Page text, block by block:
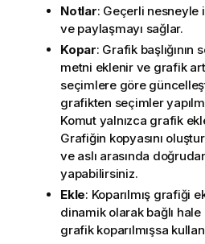
Notlar: Geçerli nesneyle
ve paylaşmayı sağlar.
Kopar: Grafik başlığının
metni eklenir ve grafik
seçimlere göre
grafikten seçimler
Komut yalnızca grafik
Grafiğin kopyasını
ve aslı arasında
yapabilirsiniz.
Ekle: Koparılmış grafiği
dinamik olarak bağlı
grafik koparılmışsa